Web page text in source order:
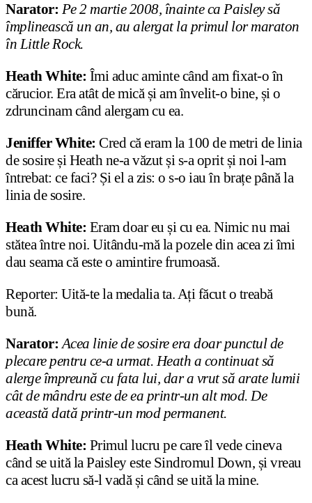
Narator: Pe 2 martie 2008, înainte ca Paisley să
împlinească un an, au alergat la primul lor maraton
în Little Rock.
Heath White: Îmi aduc aminte când am fixat-o în
cărucior. Era atât de mică și am învelit-o bine, și o
zdruncinam când alergam cu ea.
Jeniffer White: Cred că eram la 100 de metri de linia
de sosire și Heath ne-a văzut și s-a oprit și noi l-am
întrebat: ce faci? Și el a zis: o s-o iau în brațe până la
linia de sosire.
Heath White: Eram doar eu și cu ea. Nimic nu mai
stătea între noi. Uitându-mă la pozele din acea zi îmi
dau seama că este o amintire frumoasă.
Reporter: Uită-te la medalia ta. Ați făcut o treabă
bună.
Narator:Acea linie de sosire era doar punctul de
plecare pentru ce-a urmat. Heath a continuat să
alerge împreună cu fata lui, dar a vrut să arate lumii
cât de mândru este de ea printr-un alt mod. De
această dată printr-un mod permanent.
Heath White: Primul lucru pe care îl vede cineva
când se uită la Paisley este Sindromul Down, și vreau
ca acest lucru să-l vadă și când se uită la mine.